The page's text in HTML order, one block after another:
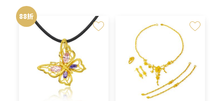
NT$101,300。NT$89,144。
88折